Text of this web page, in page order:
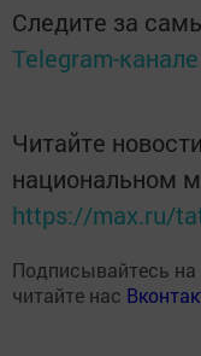
Следите за
Telegram-канале
Читайте
национальном
https://max.ru/
Подписывайтесь
читайте нас